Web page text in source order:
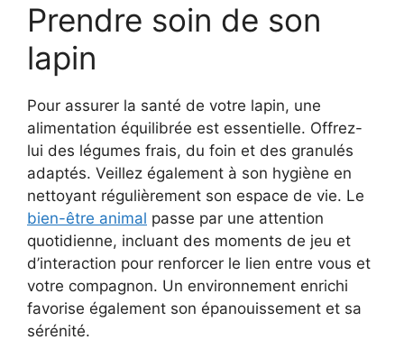
Prendre soin de son
lapin
Pour assurer la santé de votre lapin, une
alimentation équilibrée est essentielle. Offrez-
lui des légumes frais, du foin et des granulés
adaptés. Veillez également à son hygiène en
nettoyant régulièrement son espace de vie. Le
bien-être animal passe par une attention
quotidienne, incluant des moments de jeu et
d’interaction pour renforcer le lien entre vous et
votre compagnon. Un environnement enrichi
favorise également son épanouissement et sa
sérénité.